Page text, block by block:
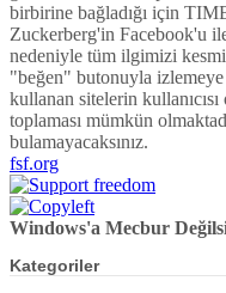
birbirine bağladığı için
Zuckerberg'in Facebook'u
nedeniyle tüm ilgimizi
"beğen" butonuyla
kullanan sitelerin
toplaması mümkün
bulamayacaksınız.
fsf.org
Windows'a Mecbur
Kategoriler